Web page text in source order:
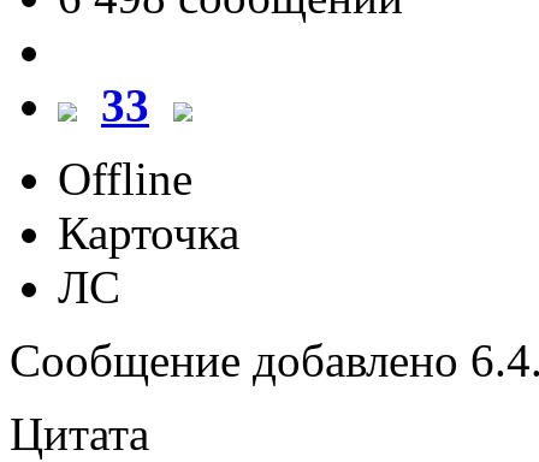
33
Offline
Карточка
ЛС
Сообщение добавлено
Цитата